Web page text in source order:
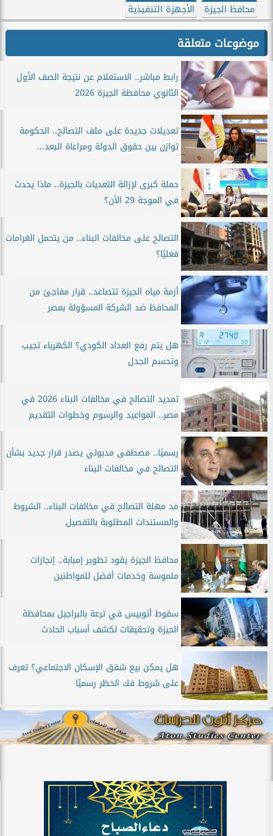
محافظ الجيزة الأجهزة التنفيذية
موضوعات متعلقة
رابط مباشر.. الاستعلام عن نتيجة الصف الأول
الثانوي محافظة الجيزة 2026
تعديلات جديدة على ملف التصالح.. الحكومة
توازن بين حقوق الدولة ومراعاة البعد...
حملة كبرى لإزالة التعديات بالجيزة.. ماذا يحدث
في الموجة 29 الآن؟
التصالح على مخالفات البناء.. من يتحمل الغرامات
فعليًا؟
أزمة مياه الجيزة تتصاعد.. قرار مفاجئ من
المحافظ ضد الشركة المسؤولة بمصر
هل يتم رفع العداد الكودي؟ الكهرباء تجيب
وتحسم الجدل
تمديد التصالح في مخالفات البناء 2026 في
مصر.. المواعيد والرسوم وخطوات التقديم
رسميًا.. مصطفى مدبولي يصدر قرار جديد بشأن
التصالح في مخالفات البناء
مد مهلة التصالح في مخالفات البناء.. الشروط
والمستندات المطلوبة بالتفصيل
محافظ الجيزة يقود تطوير إمبابة.. إنجازات
ملموسة وخدمات أفضل للمواطنين
سقوط أتوبيس في ترعة بالبراجيل بمحافظة
الجيزة وتحقيقات لكشف أسباب الحادث
هل يمكن بيع شقق الإسكان الاجتماعي؟ تعرف
على شروط فك الحظر رسميًا